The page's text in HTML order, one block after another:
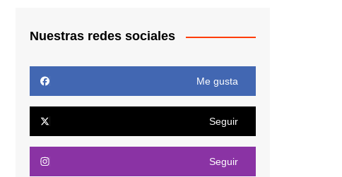
Nuestras redes sociales
Me gusta
Seguir
Seguir